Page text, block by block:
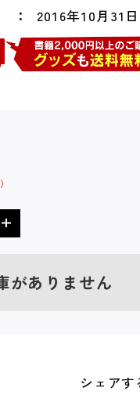
2016年10月31日
がありません
シェアす